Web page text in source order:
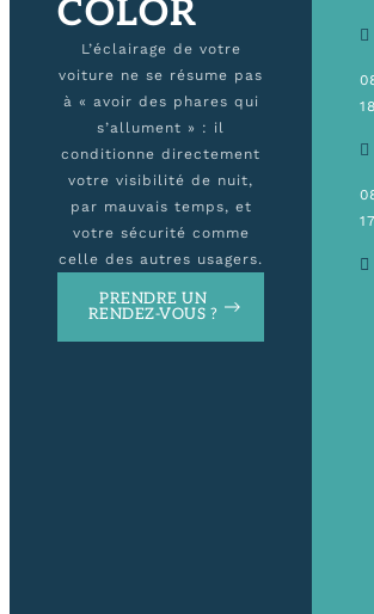
COLOR
L’éclairage de votre
voiture ne se résume pas
à « avoir des phares qui
s’allument » : il
conditionne directement
votre visibilité de nuit,
par mauvais temps, et
votre sécurité comme
celle des autres usagers.
PRENDRE UN
RENDEZ-VOUS ?